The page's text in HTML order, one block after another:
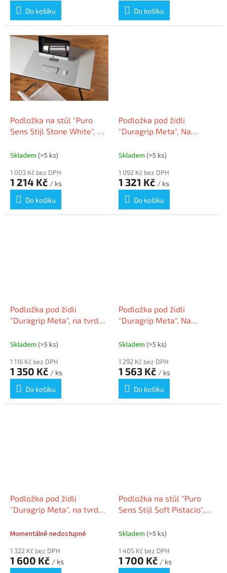
Do košíku
Do košíku
Podložka na stůl "Puro
Sens Stijl Stone White", 90
9060SW
Skladem (>5 ks)
1 003 Kč bez DPH
1 214 Kč / ks
Do košíku
Podložka pod židli
"Duragrip Meta", Na
RS OFFICE 17-0900
Skladem (>5 ks)
1 092 Kč bez DPH
1 321 Kč / ks
Do košíku
Podložka pod židli
"Duragrip Meta", na tvrdé
x 120 cm, RS OFFICE 18-
Skladem (>5 ks)
1 116 Kč bez DPH
1 350 Kč / ks
Do košíku
Podložka pod židli
"Duragrip Meta", Na
RS OFFICE 17-1100
Skladem (>5 ks)
1 292 Kč bez DPH
1 563 Kč / ks
Do košíku
Podložka pod židli
"Duragrip Meta", na tvrdé
x 120 cm, RS OFFICE 18-
Momentálně nedostupné
1 322 Kč bez DPH
1 600 Kč / ks
Podložka na stůl "Puro
Sens Stijl Soft Pistacio",
05-12060SP
Skladem (>5 ks)
1 405 Kč bez DPH
1 700 Kč / ks